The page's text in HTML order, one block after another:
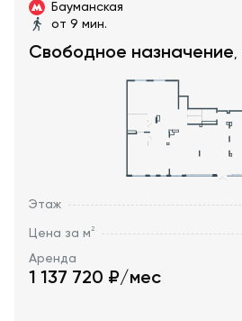
Бауманская
от 9 мин.
Свободное назначение
Этаж
Цена за м2
Аренда
1 137 720 ₽/мес